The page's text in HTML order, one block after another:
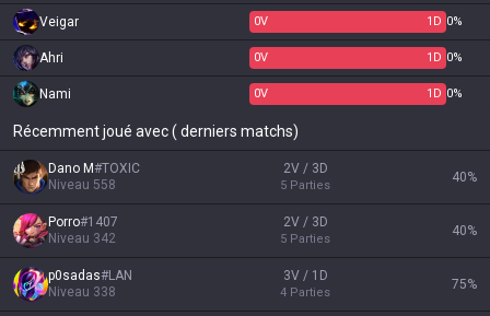
Veigar 0V 1 D 0%
Ahri 0V 1 D 0%
Nami 0V 1 D 0%
Récemment joué avec ( derniers matchs)
Dano M#TOXIC
Niveau 558
2V / 3D
5 Parties
40%
Porro#1407
Niveau 342
2V / 3D
5 Parties
40%
p0sadas#LAN
Niveau 338
3V / 1D
4 Parties
75%